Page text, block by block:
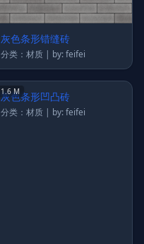
灰色条形错缝砖
分类：材质 | by: feifei
1.6 M